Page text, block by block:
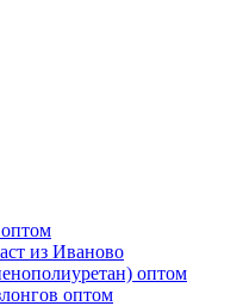
из Иваново
оптом
оптом